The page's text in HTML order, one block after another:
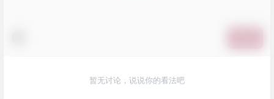
暂无讨论，说说你的看法吧